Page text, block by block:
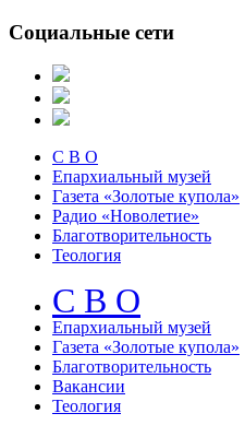
Социальные сети
С В О
Епархиальный музей
Газета «Золотые купола»
Радио «Новолетие»
Благотворительность
Теология
С В О
Епархиальный музeй
Газета «Золотые купола»
Благотворительность
Вакансии
Теология